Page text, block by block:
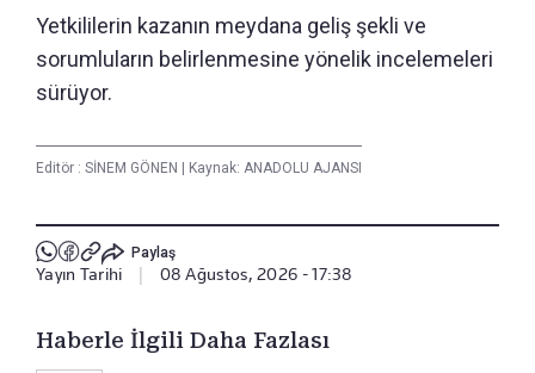
Yetkililerin kazanın meydana geliş şekli ve
sorumluların belirlenmesine yönelik incelemeleri
sürüyor.
Editör : SİNEM GÖNEN Kaynak: ANADOLU AJANSI
Paylaş
Yayın Tarihi 08 Ağustos, 2026 - 17:38
Haberle İlgili Daha Fazlası